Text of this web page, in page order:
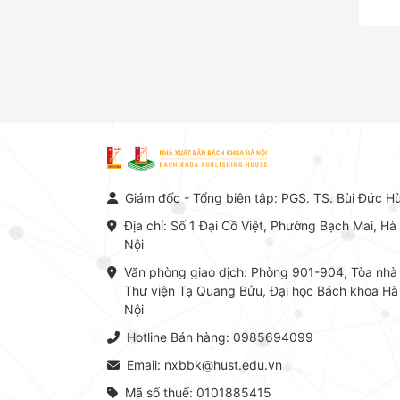
Giám đốc - Tổng biên tập: PGS. TS. Bùi Đức
Địa chỉ: Số 1 Đại Cồ Việt, Phường Bạch Mai, Hà
Nội
Văn phòng giao dịch: Phòng 901-904, Tòa nhà
Thư viện Tạ Quang Bửu, Đại học Bách khoa Hà
Nội
Hotline Bán hàng: 0985694099
Email: nxbbk@hust.edu.vn
Mã số thuế: 0101885415